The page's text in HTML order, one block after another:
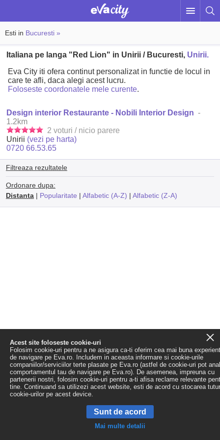
Esti in Bucuresti »
Italiana pe langa "Red Lion" in Unirii / Bucuresti, Unirii.
Eva City iti ofera continut personalizat in functie de locul in
care te afli, daca alegi acest lucru.
Foloseste coordonatele mele curente.
Design interior Restaurante - Nobili Interior Design -
1.2km
2 voturi / nicio parere
Unirii (vezi pe harta)
0720 66.53.65
Filtreaza rezultatele
Ordonare dupa:
Distanta| Popularitate | Alfabetic (A-Z) | Alfabetic (Z-A)
Acest site foloseste cookie-uri
Folosim cookie-uri pentru a ne asigura ca-ti oferim cea mai buna
de navigare pe Eva.ro. Includem in aceasta informare si cookie-urile
companiilor/serviciilor terte plasate pe Eva.ro (astfel de cookie-uri pot
comportamentul tau de navigare pe Eva.ro). De asemenea, impreuna cu
partenerii nostri, folosim cookie-uri pentru a-ti afisa reclame relevante
tine. Continuand sa utilizezi acest website, esti de acord cu stocarea
cookie-urilor pe acest device.
Sunt de acord
Mai multe detalii